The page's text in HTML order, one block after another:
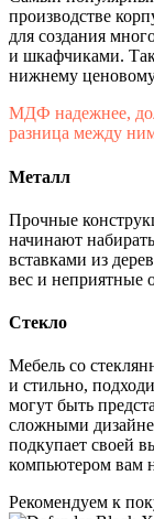
производстве
для создания
и шкафчиками.
нижнему ценовому
МДФ надежнее,
разница между
Металл
Прочные
начинают
вставками из
вес и неприятные
Стекло
Мебель со
и стильно,
могут быть
сложными
подкупает своей
компьютером вам
Рекомендуем к